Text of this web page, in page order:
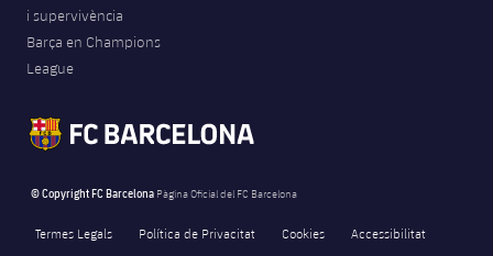
i supervivència
Barça en Champions
League
© Copyright FC Barcelona Pàgina Oficial del FC Barcelona
Termes Legals Política de Privacitat Cookies
Accessibilitat